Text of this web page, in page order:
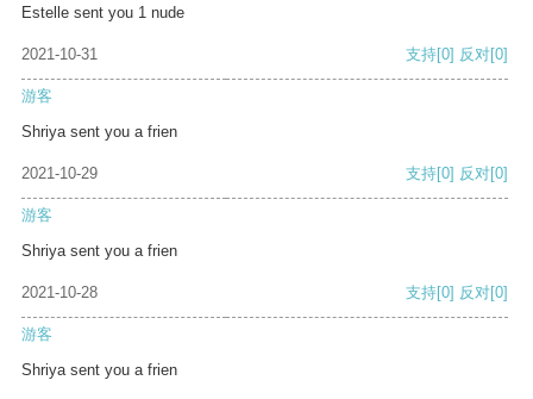
Estelle sent you 1 nude
2021-10-31 支持[0] 反对[0]
游客
Shriya sent you a frien
2021-10-29 支持[0] 反对[0]
游客
Shriya sent you a frien
2021-10-28 支持[0] 反对[0]
游客
Shriya sent you a frien